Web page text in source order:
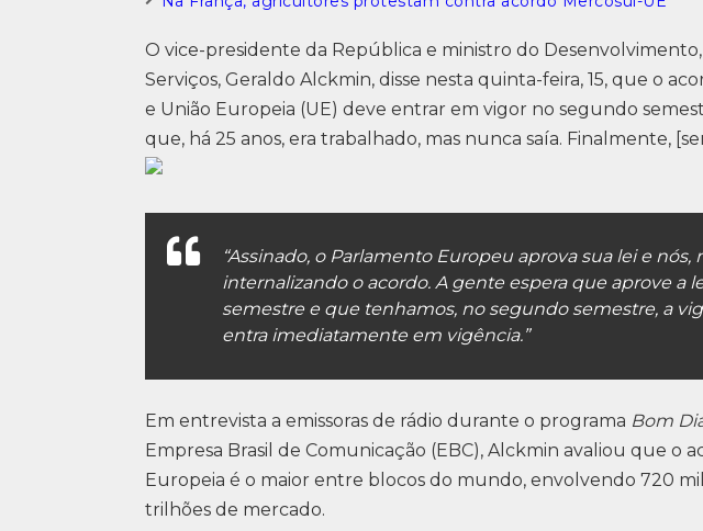
O vice-presidente da República e ministro do
Serviços, Geraldo Alckmin, disse nesta quinta-feira, 15, que o
e União Europeia (UE) deve entrar em vigor no segundo
que, há 25 anos, era trabalhado, mas nunca saía. Finalmente,
“Assinado, o Parlamento Europeu aprova sua lei e nós,
internalizando o acordo. A gente espera que aprove a
semestre e que tenhamos, no segundo semestre, a
entra imediatamente em vigência.”
Em entrevista a emissoras de rádio durante o programa Bom
Empresa Brasil de Comunicação (EBC), Alckmin avaliou que o
Europeia é o maior entre blocos do mundo, envolvendo 720
trilhões de mercado.